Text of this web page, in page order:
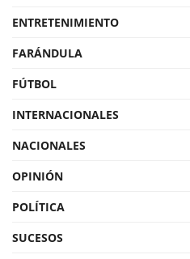
ENTRETENIMIENTO
FARÁNDULA
FÚTBOL
INTERNACIONALES
NACIONALES
OPINIÓN
POLÍTICA
SUCESOS